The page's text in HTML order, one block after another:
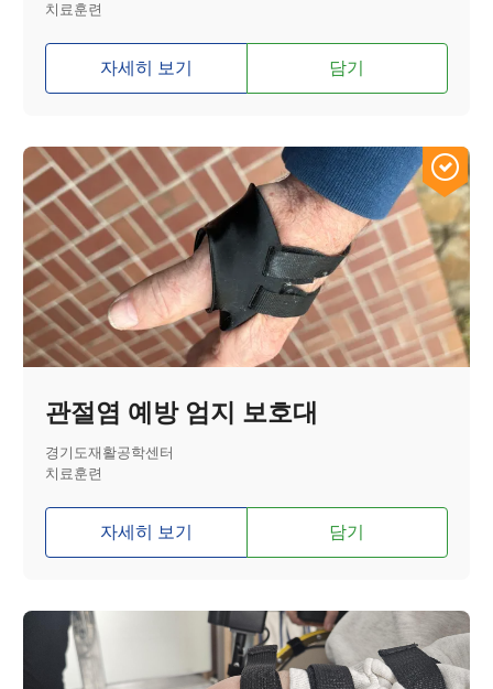
치료훈련
자세히 보기 담기
관절염 예방 엄지 보호대
경기도재활공학센터
치료훈련
자세히 보기 담기